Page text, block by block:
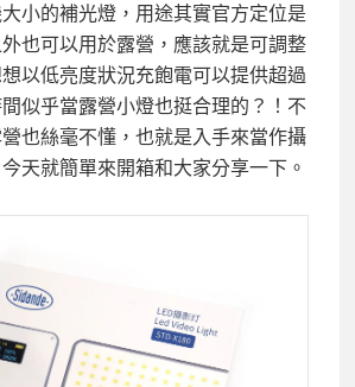
小的補光燈，用途其實官方定位是
也可以用於露營，應該就是可調整
以低亮度狀況充飽電可以提供超過
似乎當露營小燈也挺合理的？！不
也絲毫不懂，也就是入手來當作攝
天就簡單來開箱和大家分享一下。